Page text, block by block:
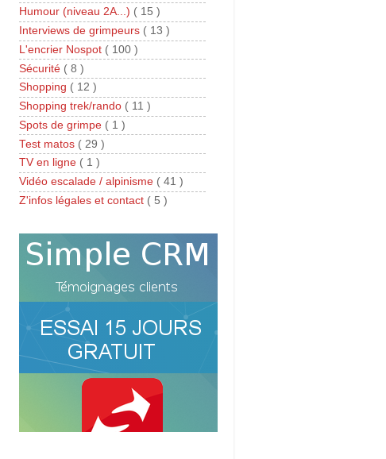
Humour (niveau 2A...) ( 15 )
Interviews de grimpeurs ( 13 )
L'encrier Nospot ( 100 )
Sécurité ( 8 )
Shopping ( 12 )
Shopping trek/rando ( 11 )
Spots de grimpe ( 1 )
Test matos ( 29 )
TV en ligne ( 1 )
Vidéo escalade / alpinisme ( 41 )
Z'infos légales et contact ( 5 )